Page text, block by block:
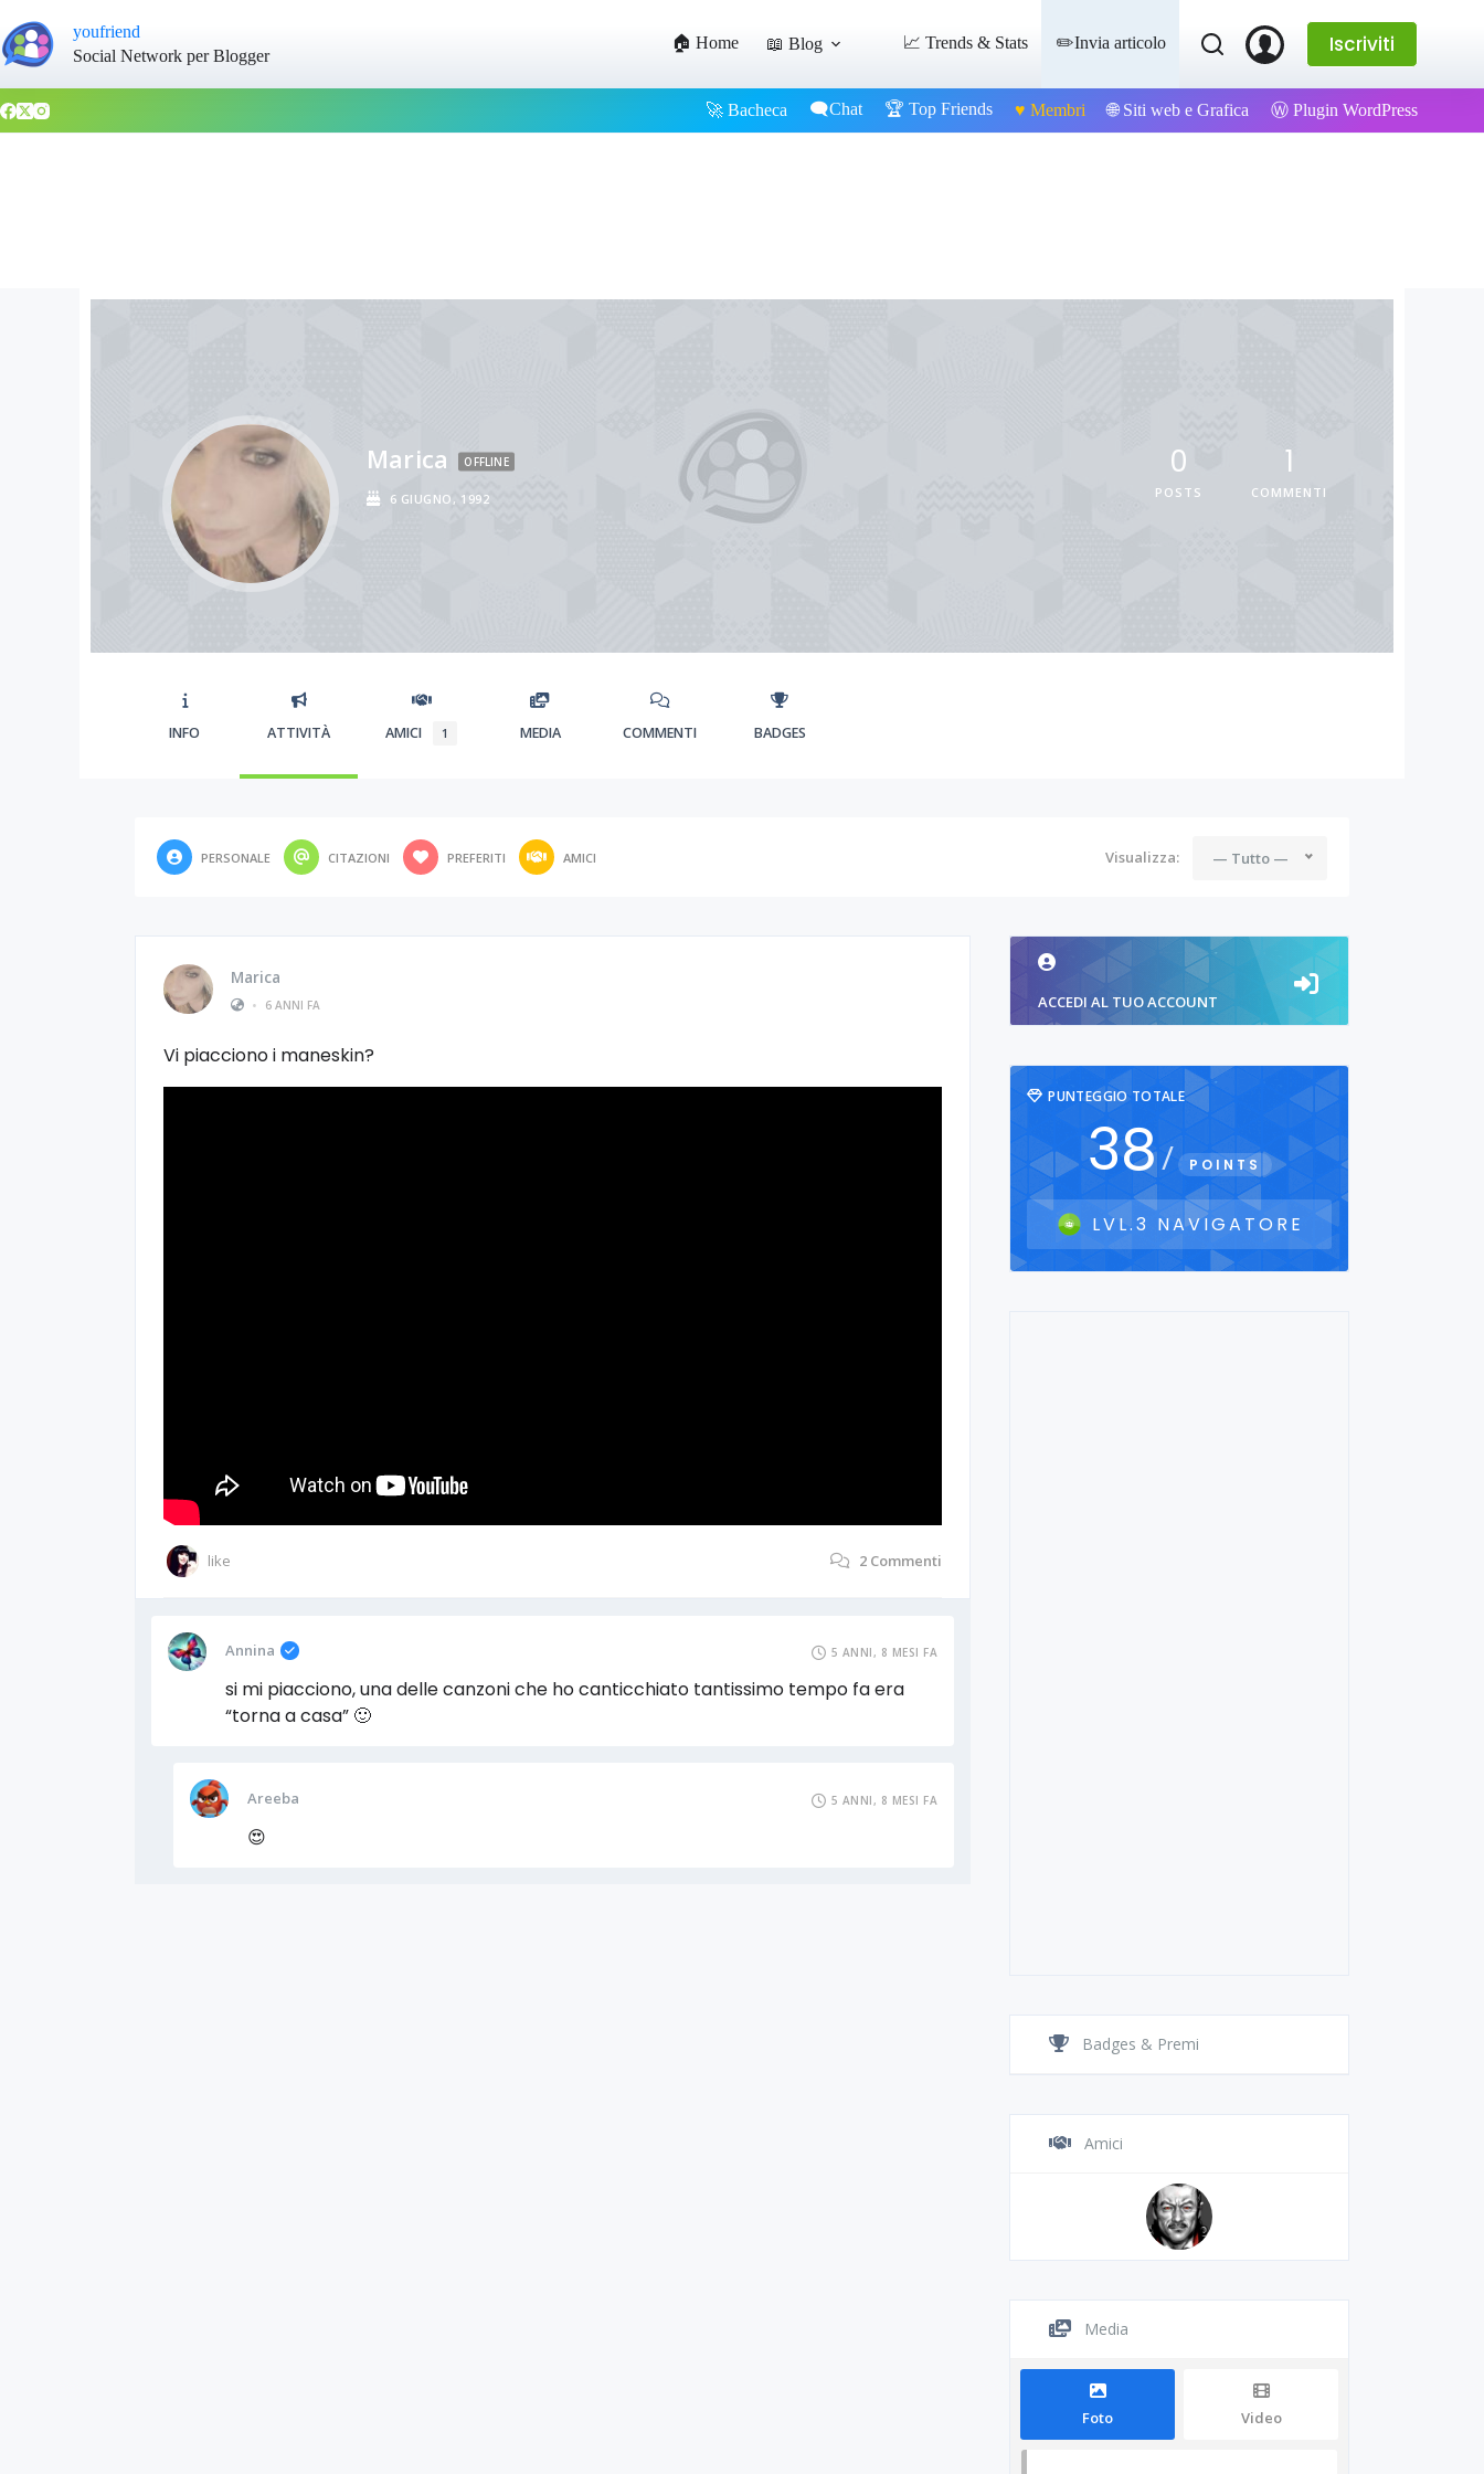
youfriend
Social Network per Blogger
🏠 Home 📖 Blog 📈 Trends & Stats ✏️Invia articolo Iscriviti
🚀 Bacheca 🗨️Chat 🏆 Top Friends ♥️ Membri 🌐 Siti web e Grafica Ⓦ Plugin WordPress
Marica OFFLINE
6 GIUGNO, 1992
0
POSTS
1
COMMENTI
INFO ATTIVITÀ AMICI 1 MEDIA COMMENTI BADGES
PERSONALE CITAZIONI PREFERITI AMICI Visualizza: — Tutto —
Marica
•
6 ANNI FA
Vi piacciono i maneskin?
like 2 Commenti
Annina 5 ANNI, 8 MESI FA
si mi piacciono, una delle canzoni che ho canticchiato tantissimo tempo fa era
“torna a casa” 🙂
Areeba 5 ANNI, 8 MESI FA
😍
ACCEDI AL TUO ACCOUNT
PUNTEGGIO TOTALE
38/ POINTS
LVL.3 NAVIGATORE
Badges & Premi
Amici
Media
Foto Video